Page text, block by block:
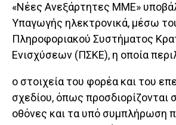
«Νέες Ανεξάρτητες ΜΜΕ»
Υπαγωγής ηλεκτρονικά, μέσω
Πληροφοριακού Συστήματος
Ενισχύσεων (ΠΣΚΕ), η οποία
o στοιχεία του φορέα και του
σχεδίου, όπως προσδιορίζονται
οθόνες και τα υπό συμπλήρωση